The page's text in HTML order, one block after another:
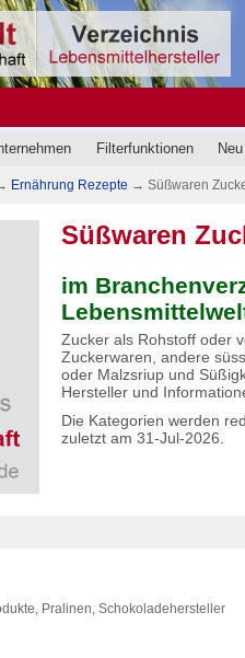
Filterfunktionen
Ernährung Rezepte → Süßwaren
Süßwaren
im
Zucker als Rohstoff oder
Zuckerwaren, andere
oder Malzsriup und
Hersteller und
Die Kategorien werden
zuletzt am 31-Jul-2026.
Pralinen, Schokoladehersteller